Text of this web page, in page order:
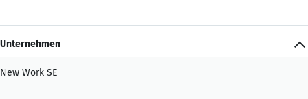
Unternehmen
New Work SE